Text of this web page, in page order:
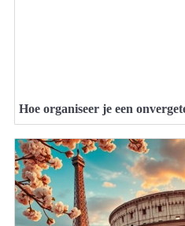
Hoe organiseer je een